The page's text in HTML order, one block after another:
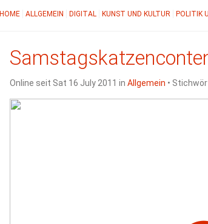
HOME ALLGEMEIN DIGITAL KUNST UND KULTUR POLITIK
Online seit Sat 16 July 2011 in Allgemein •